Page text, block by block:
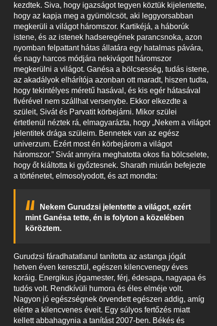
kezdtek. Siva, hogy igazságot tegyen köztük kijelentette,
hogy az kapja meg a gyümölcsöt, aki leggyorsabban
megkerüli a világot háromszor. Kartikéjá, a háborúk
istene, és az istenek hadseregének parancsnoka, azon
nyomban felpattant hátas állatára egy hatalmas pávára,
és nagy harcos módjára nekivágott háromszor
megkerülni a világot. Ganésa a bölcsesség, tudás istene,
az akadályok elhárítója azonban ott maradt, hiszen tudta,
hogy tekintélyes méretű hasával, és kis egér hátasával
fivérével nem szállhat versenybe. Ekkor elkezdte a
szüleit, Sivát és Parvatit körbejárni. Mikor szülei
értetlenül néztek rá, elmagyarázta, hogy „Nekem a világot
jelentitek drága szüleim. Bennetek van az egész
univerzum. Ezért most én körbejárom a világot
háromszor.” Sivát annyira meghatotta okos fia bölcselete,
hogy őt kiáltotta ki győztesnek. Sharath miután befejezte
a történetet, elmosolyodott, és azt mondta:
Nekem Gurudzsi jelentette a világot, ezért
mint Ganésa tette, én is folyton a közelében
köröztem.
Gurudzsi fáradhatatlanul tanította az astanga jógát
hetven éven keresztül, egészen kilencvenegy éves
koráig. Energikus jógamester, férj, édesapa, nagyapa és
tudós volt. Rendkívüli humora és éles elméje volt.
Nagyon jó egészségnek örvendett egészen addig, amíg
elérte a kilencvenes éveit. Egy súlyos fertőzés miatt
kellett abbahagynia a tanítást 2007-ben. Békés és